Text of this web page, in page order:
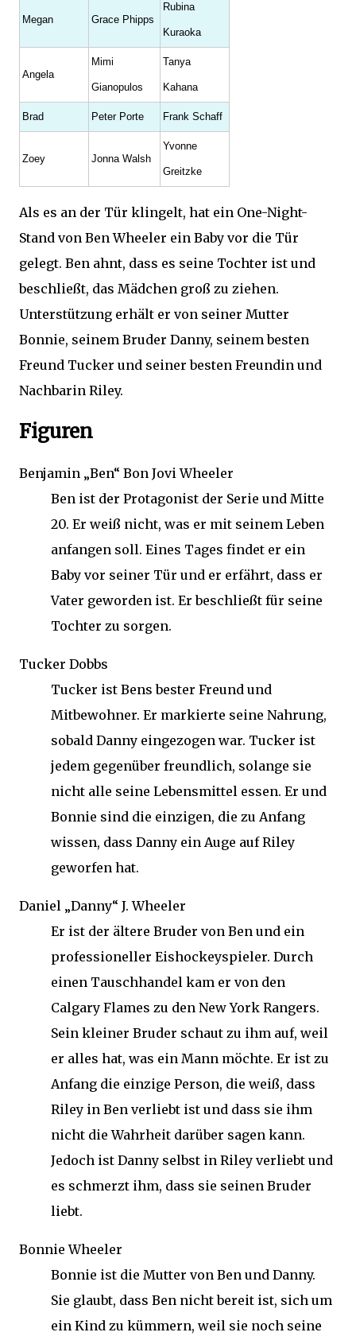
Megan Grace Phipps
Rubina
Kuraoka
Angela
Mimi
Gianopulos
Tanya
Kahana
Brad Peter Porte Frank Schaff
Zoey Jonna Walsh
Yvonne
Greitzke
Als es an der Tür klingelt, hat ein One-Night-
Stand von Ben Wheeler ein Baby vor die Tür
gelegt. Ben ahnt, dass es seine Tochter ist und
beschließt, das Mädchen groß zu ziehen.
Unterstützung erhält er von seiner Mutter
Bonnie, seinem Bruder Danny, seinem besten
Freund Tucker und seiner besten Freundin und
Nachbarin Riley.
Figuren
Benjamin „Ben“ Bon Jovi Wheeler
Ben ist der Protagonist der Serie und Mitte
20. Er weiß nicht, was er mit seinem Leben
anfangen soll. Eines Tages findet er ein
Baby vor seiner Tür und er erfährt, dass er
Vater geworden ist. Er beschließt für seine
Tochter zu sorgen.
Tucker Dobbs
Tucker ist Bens bester Freund und
Mitbewohner. Er markierte seine Nahrung,
sobald Danny eingezogen war. Tucker ist
jedem gegenüber freundlich, solange sie
nicht alle seine Lebensmittel essen. Er und
Bonnie sind die einzigen, die zu Anfang
wissen, dass Danny ein Auge auf Riley
geworfen hat.
Daniel „Danny“ J. Wheeler
Er ist der ältere Bruder von Ben und ein
professioneller Eishockeyspieler. Durch
einen Tauschhandel kam er von den
Calgary Flames zu den New York Rangers.
Sein kleiner Bruder schaut zu ihm auf, weil
er alles hat, was ein Mann möchte. Er ist zu
Anfang die einzige Person, die weiß, dass
Riley in Ben verliebt ist und dass sie ihm
nicht die Wahrheit darüber sagen kann.
Jedoch ist Danny selbst in Riley verliebt und
es schmerzt ihm, dass sie seinen Bruder
liebt.
Bonnie Wheeler
Bonnie ist die Mutter von Ben und Danny.
Sie glaubt, dass Ben nicht bereit ist, sich um
ein Kind zu kümmern, weil sie noch seine